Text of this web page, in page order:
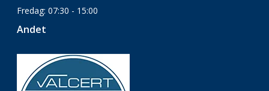
Fredag: 07:30 - 15:00
Andet